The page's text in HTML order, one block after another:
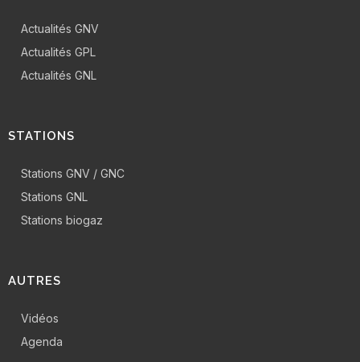
Actualités GNV
Actualités GPL
Actualités GNL
STATIONS
Stations GNV / GNC
Stations GNL
Stations biogaz
AUTRES
Vidéos
Agenda